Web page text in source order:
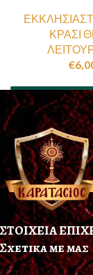
ΚΡΑΣΙ
€
ΣΤΟΙΧΕΙΑ
Σχετικα με μας